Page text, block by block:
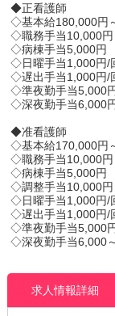
◆正看護師
◇基本給180,000円
◇職務手当10,000円
◇病棟手当5,000円
◇日曜手当1,000円/
◇遅出手当1,000円/
◇準夜勤手当5,000
◇深夜勤手当6,000
◆准看護師
◇基本給170,000円
◇職務手当10,000円
◇病棟手当5,000円
◇調整手当10,000円
◇日曜手当1,000円/
◇遅出手当1,000円/
◇準夜勤手当5,000
◇深夜勤手当6,000
求人情報詳細